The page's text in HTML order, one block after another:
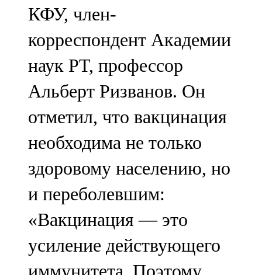
КФУ, член-
корреспондент Академии
наук РТ, профессор
Альберт Ризванов. Он
отметил, что вакцинация
необходима не только
здоровому населению, но
и переболевшим:
«Вакцинация — это
усиление действующего